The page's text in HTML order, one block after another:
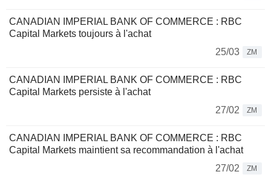
CANADIAN IMPERIAL BANK OF COMMERCE : RBC
Capital Markets toujours à l'achat
25/03
ZM
CANADIAN IMPERIAL BANK OF COMMERCE : RBC
Capital Markets persiste à l'achat
27/02
ZM
CANADIAN IMPERIAL BANK OF COMMERCE : RBC
Capital Markets maintient sa recommandation à l'achat
27/02
ZM